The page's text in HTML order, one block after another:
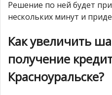
Решение по ней будет
нескольких минут и
Как увеличить
получение
Красноуральске?